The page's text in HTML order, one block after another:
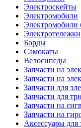
Электроскейты
Электромобили
Электромобили
Электротележки
Борды
Самокаты
Велосипеды
Запчасти на
Запчасти на
Запчасти для
Запчасти для
Запчасти на
Запчасти на
Аксессуары для